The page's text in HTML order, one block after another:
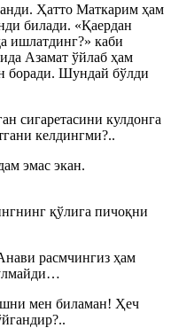
Ҳатто Маткарим ҳам
билади. «Қаердан
ишлатдинг?» каби
Азамат ўйлаб ҳам
боради. Шундай бўлди
сигаретасини кулдонга
келдингми?..
эмас экан.
қўлига пичоқни
расмчингиз ҳам
мен биламан! Ҳеч